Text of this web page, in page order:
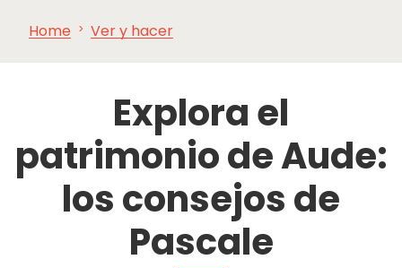
Home Ver y hacer
Explora el
patrimonio de Aude:
los consejos de
Pascale